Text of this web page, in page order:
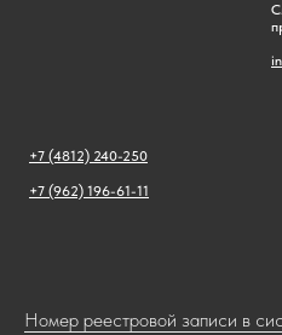
+7 (4812) 240-250
+7 (962) 196-61-11
Номер реестровой записи в